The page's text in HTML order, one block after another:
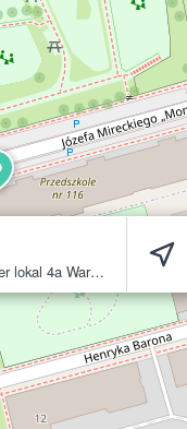
lokal 4a Warszawa 01-061